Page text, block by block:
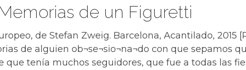
de un Figuretti
de Stefan Zweig. Barcelona, Acantilado, 2015
de alguien ob¬se¬sio¬na¬do con que sepamos
tenía muchos seguidores, que fue a todas las